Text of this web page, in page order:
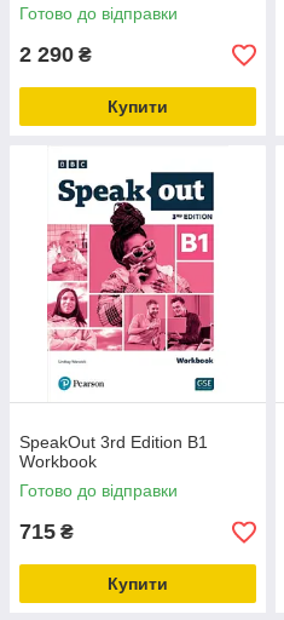
Готово до відправки
2 290 ₴
Купити
SpeakOut 3rd Edition B1
Workbook
Готово до відправки
715 ₴
Купити